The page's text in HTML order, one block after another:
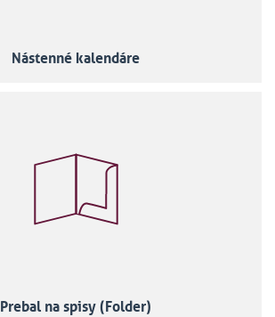
Nástenné kalendáre
Prebal na spisy (Folder)